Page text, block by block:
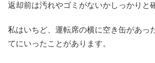
返却前は汚れやゴミがないかしっかりと
私はいちど、運転席の横に空き缶があっ
てにいったことがあります。